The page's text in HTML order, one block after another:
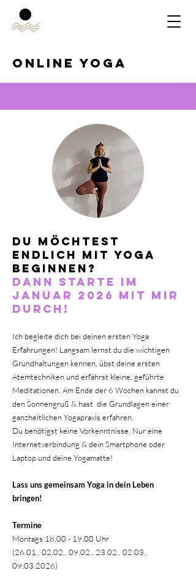
online YOGA
VORSÄTZE2026
yoga balance
frankfurt
yoga quartier
frankfurt
yogKURS
2026
du möchtest
endlich mit yoga
beginnen?​
dANN STARTE IM
JANUAR 2026 mit mir
durch!
Ich begleite dich bei deinen ersten Yoga
Erfahrungen! Langsam lernst du die wichtigen
Grundhaltungen kennen, übst deine ersten
Atemtechniken und erfährst kleine, geführte
Meditationen. Am Ende der 6 Wochen kannst du
den Sonnengruß & hast die Grundlagen einer
ganzheitlichen Yogapraxis erfahren.
Du benötigst keine Vorkenntnisse . Nur eine
Internetverbindung & dein Smartphone oder
Laptop und deine Yogamatte!
Lass unsgemeinsamYoga in dein Leben
bringen!
Termine
Montags 18.00 - 19.00 Uhr
(26.01., 02.02., 09.02., 23.02., 02.03.,
09.03.2026)